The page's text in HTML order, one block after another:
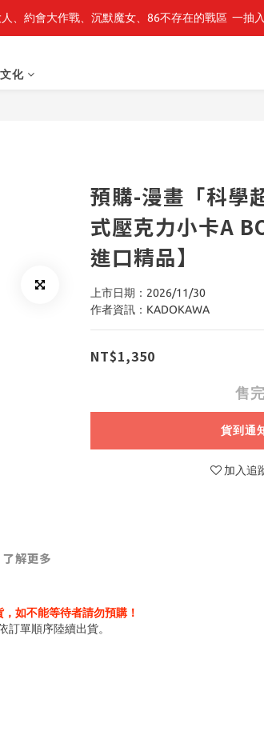
知讀者視角」 周邊商品
、約會大作戰、沉默魔女、86不存在的戰區  一抽
化
預購-漫畫「科學
式壓克力小卡A
進口精品】
上市日期：2026/11/30
作者資訊：KADOKAWA
NT$1,350
售完
貨到通
加入追
了解更多
如不能等待者請勿預購！
單順序陸續出貨。